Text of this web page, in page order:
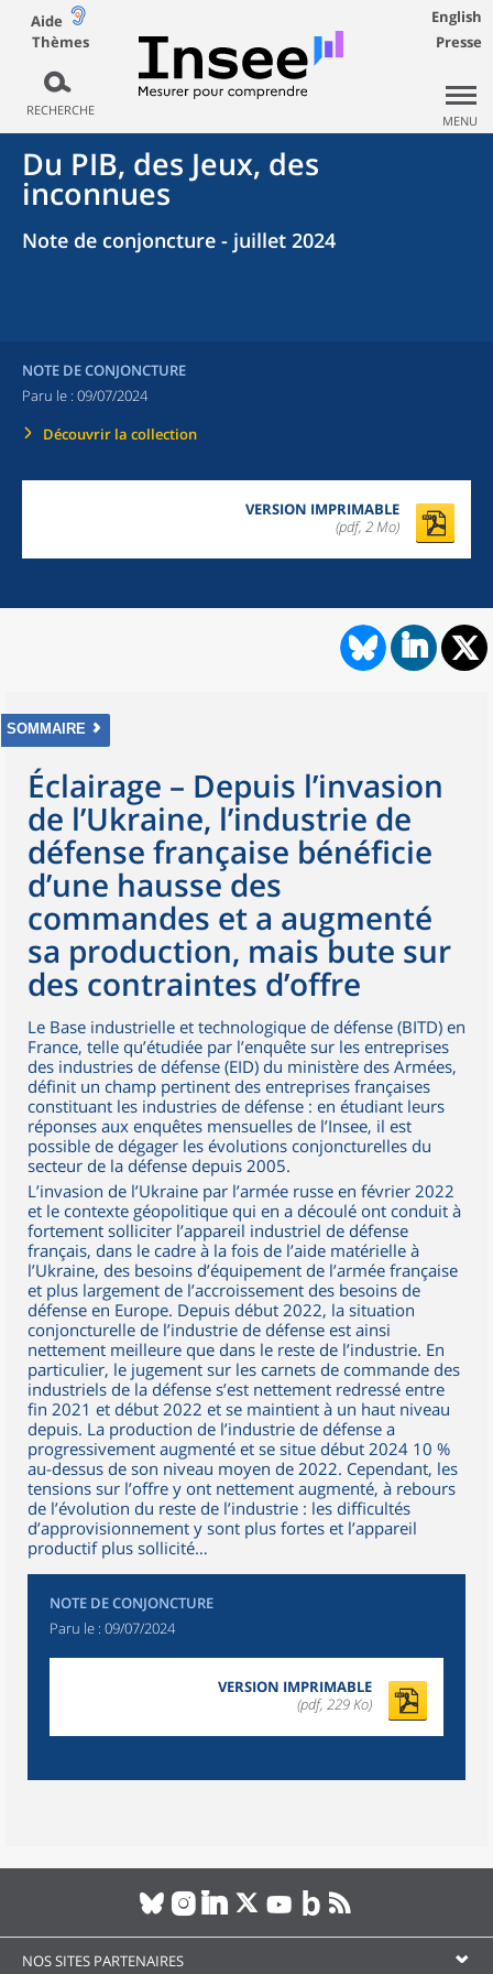
Aide
Thèmes
RECHERCHE
English
Presse
MENU
Du PIB, des Jeux, des
inconnues
Note de conjoncture - juillet 2024
NOTE DE CONJONCTURE
Paru le : 09/07/2024
Découvrir la collection
VERSION IMPRIMABLE
(pdf, 2 Mo)
SOMMAIRE
Éclairage – Depuis l’invasion
de l’Ukraine, l’industrie de
défense française bénéficie
d’une hausse des
commandes et a augmenté
sa production, mais bute sur
des contraintes d’offre
Le Base industrielle et technologique de défense (BITD) en
France, telle qu’étudiée par l’enquête sur les entreprises
des industries de défense (EID) du ministère des Armées,
définit un champ pertinent des entreprises françaises
constituant les industries de défense : en étudiant leurs
réponses aux enquêtes mensuelles de l’Insee, il est
possible de dégager les évolutions conjoncturelles du
secteur de la défense depuis 2005.
L’invasion de l’Ukraine par l’armée russe en février 2022
et le contexte géopolitique qui en a découlé ont conduit à
fortement solliciter l’appareil industriel de défense
français, dans le cadre à la fois de l’aide matérielle à
l’Ukraine, des besoins d’équipement de l’armée française
et plus largement de l’accroissement des besoins de
défense en Europe. Depuis début 2022, la situation
conjoncturelle de l’industrie de défense est ainsi
nettement meilleure que dans le reste de l’industrie. En
particulier, le jugement sur les carnets de commande des
industriels de la défense s’est nettement redressé entre
fin 2021 et début 2022 et se maintient à un haut niveau
depuis. La production de l’industrie de défense a
progressivement augmenté et se situe début 2024 10 %
au-dessus de son niveau moyen de 2022. Cependant, les
tensions sur l’offre y ont nettement augmenté, à rebours
de l’évolution du reste de l’industrie : les difficultés
d’approvisionnement y sont plus fortes et l’appareil
productif plus sollicité…
NOTE DE CONJONCTURE
Paru le : 09/07/2024
VERSION IMPRIMABLE
(pdf, 229 Ko)
NOS SITES PARTENAIRES